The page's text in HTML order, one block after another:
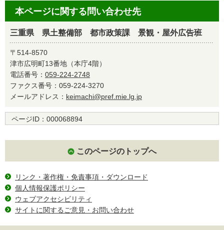
本ページに関する問い合わせ先
三重県 県土整備部 都市政策課 景観・屋外広告班
〒514-8570
津市広明町13番地（本庁4階）
電話番号： 059-224-2748
ファクス番号：059-224-3270
メールアドレス： keimachi@pref.mie.lg.jp
ページID： 000068894
このページのトップへ
リンク・著作権・免責事項・ダウンロード
個人情報保護ポリシー
ウェブアクセシビリティ
サイトに関するご意見・お問い合わせ